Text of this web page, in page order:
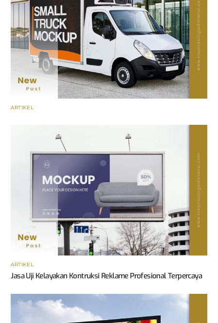
ARTIKEL
ARTIKEL
Jasa Uji Kelayakan Kontruksi Reklame Profesional Terpercaya